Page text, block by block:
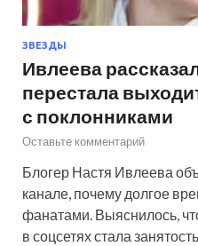
ЗВЕЗДЫ
Ивлеева
перестала
с поклонниками
Оставьте комментарий
Блогер Настя Ивлеева
канале, почему долгое
фанатами. Выяснилось,
в соцсетях стала